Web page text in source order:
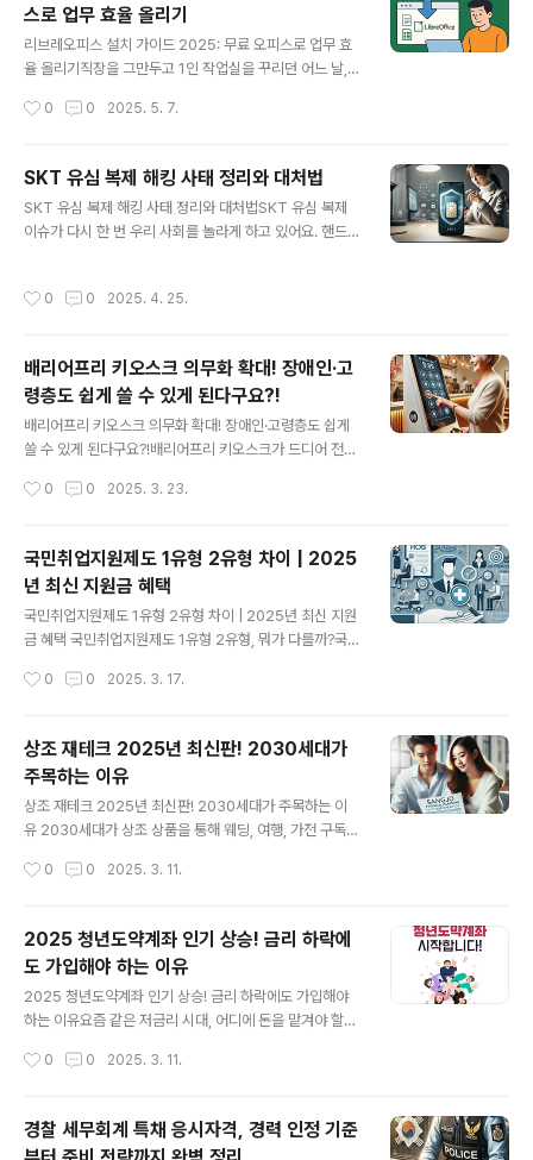
에서 근무하는 근로자의 장기 재직과 목돈 마련을 지원하
는 제도예요. 회사와 국가가 일정 비율로 근로자의 공제금
에 지원금을 더해주는 구조로, 장기적으로 매우 유리한 재
사항1. 내일채움공제 감면 혜택 유지의 조건을 확인하자저
스로 업무 효율 올리기
리브레오피스 설치 가이드 2025: 무료 오피스로 업무 효
율 올리기직장을 그만두고 1인 작업실을 꾸리던 어느 날,
한 게 바로 리브레오피스 설치였다. 무료라는 이유만으로
점 구독제로 전환되면서 비용 부담이 커지고 있어. 반면 리
브레오피스는 완전 무료인데다가, 한글 지원과 MS 오피스
와의 높은 호환성 덕분에 학생, 프리랜서, 소규모 창업자에
제일 위에 공식 사이트가 나와. https://www.libreoffic
0 0 2025. 5. 7.
SKT 유심 복제 해킹 사태 정리와 대처법
SKT 유심 복제 해킹 사태 정리와 대처법SKT 유심 복제
이슈가 다시 한 번 우리 사회를 놀라게 하고 있어요. 핸드폰
계정'이 노출된다는 말과 다름없어요. 오늘은 SKT 유심 복
SKT 고객 일부의 개인정보가 유출되면서 시작된 이번 사
태는, 유심 복제를 통해 금융사기까지 이어졌어요. 범인은
유출된 정보를 기반으로 통신사에 유심 재발급을 요청했
고, 그걸 이용해 본인인증, 계좌이체, 메신저 접근까지 가능
신칩이 아니라, 사용자 ..
0 0 2025. 4. 25.
배리어프리 키오스크 의무화 확대! 장애인·고
령층도 쉽게 쓸 수 있게 된다구요?!
배리어프리 키오스크 의무화 확대! 장애인·고령층도 쉽게
쓸 수 있게 된다구요?!배리어프리 키오스크가 드디어 전국
낯선 사람들도 키오스크 이용이 훨씬 편해질 전망입니다
프리 키오스크란?배리어프리란 말 그대로 '장벽 없는'이라
는 뜻인데요! 배리어프리 키오스크는 누구나 쉽게 사용할
수 있도록 배려한 무인 주문 기계를 뜻합니다. 시각장애인,
청각장애인, 노인, 외국인 등 디지털 약자를 위한 다양한 기
왜 움직였을까?장애인차별금지법 위반 판결 이후, 정부에
0 0 2025. 3. 23.
국민취업지원제도 1유형 2유형 차이 | 2025
년 최신 지원금 혜택
국민취업지원제도 1유형 2유형 차이 | 2025년 최신 지원
금 혜택 국민취업지원제도 1유형 2유형, 뭐가 다를까?국민
뭐야?" 고민되시죠? 특히 부모님 소득 때문에 2유형이 될
으시더라구요! 걱정 마세요! 국민취업지원제도 1유형 2유
형 차이를 정확히 알려드릴게요.📌 1유형 vs 2유형, 가장
큰 차이점은?1유형: 구직촉진수당 지급 (월 50만 원 × 6개
월 = 최대 300만 원)2유형: 현금 지원 ❌ 대신 취업지원
서비스 제공2025년 국민취업지원제도 1유형 2유형 신청
한 기준이 됩니다.✅ 1유형 신청 조건중위소득 60% 이하
0 0 2025. 3. 17.
상조 재테크 2025년 최신판! 2030세대가
주목하는 이유
상조 재테크 2025년 최신판! 2030세대가 주목하는 이
유 2030세대가 상조 상품을 통해 웨딩, 여행, 가전 구독까
크, 2030세대의 필수 재테크 전략상조 상품이 이제는 장
있는 새로운 방법이 되고 있습니다.2030 맞춤형 상조 재
테크 상품 BEST 4프리드라이프 – 프라이빗 이동 서비스
보람상조 – 반려동물 & 건강 상품교원라이프 – LG 가전
구독 지원대명아임레디 – 버킷마켓 결합 상품결론: 상조 상
품, 재테크로 활용 가능!더 이상 장례 준비용이 아니라 20
0 0 2025. 3. 11.
2025 청년도약계좌 인기 상승! 금리 하락에
도 가입해야 하는 이유
2025 청년도약계좌 인기 상승! 금리 하락에도 가입해야
하는 이유요즘 같은 저금리 시대, 어디에 돈을 맡겨야 할지
에서 청년도약계좌라는 희망의 빛을 발견하고 있습니
기적인 목돈 마련을 돕기 위해 설계한 금융 상품입니다. 일
정 기간 저축을 유지하면 정부에서 추가 지원금을 지급해
0 0 2025. 3. 11.
경찰 세무회계 특채 응시자격, 경력 인정 기준